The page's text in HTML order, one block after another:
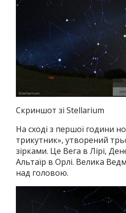
Скриншот зі Stellarium
На сході з першої години
трикутник», утворений
зірками. Це Вега в Лірі,
Альтаїр в Орлі. Велика
над головою.